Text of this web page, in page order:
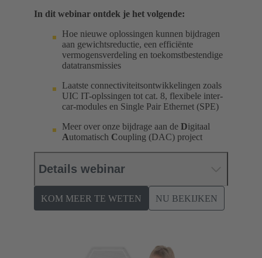
In dit webinar ontdek je het volgende:
Hoe nieuwe oplossingen kunnen bijdragen
aan gewichtsreductie, een efficiënte
vermogensverdeling en toekomstbestendige
datatransmissies
Laatste connectiviteitsontwikkelingen zoals
UIC IT-oplssingen tot cat. 8, flexibele inter-
car-modules en Single Pair Ethernet (SPE)
Meer over onze bijdrage aan de Digitaal
Automatisch Coupling (DAC) project
Details webinar
KOM MEER TE WETEN NU BEKIJKEN